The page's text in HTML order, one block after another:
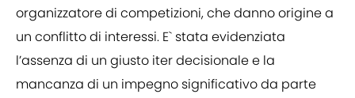
organizzatore di competizioni, che danno origine a
un conflitto di interessi. E` stata evidenziata
l’assenza di un giusto iter decisionale e la
mancanza di un impegno significativo da parte